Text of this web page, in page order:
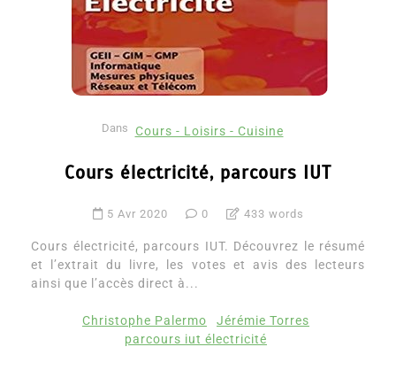
Dans Cours - Loisirs - Cuisine
Cours électricité, parcours IUT
5 Avr 2020 0 433 words
Cours électricité, parcours IUT. Découvrez le résumé
et l’extrait du livre, les votes et avis des lecteurs
ainsi que l’accès direct à...
Christophe Palermo
Jérémie Torres
parcours iut électricité